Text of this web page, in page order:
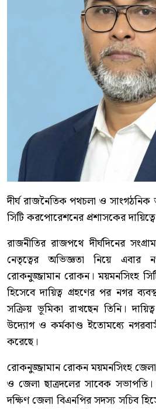
দীর্ঘ রাজনৈতিক পথচলা ও সাংগঠনিক
সিটি করপোরেশনের প্রশাসকের
রাজনীতির রাজপথে দীর্ঘদিনের
নেতৃত্বের অভিজ্ঞতা নিয়ে এবার
রোকনুজ্জামান রোকন। ময়মনসিংহ
হিসেবে দায়িত্ব গ্রহণের পর নগর
সক্রিয় ভূমিকা রাখছেন তিনি।
উদ্যোগ ও কর্মকাণ্ড ইতোমধ্যে
করেছে।
রোকনুজ্জামান রোকন ময়মনসিংহ
ও জেলা ছাত্রদলের সাবেক সভাপতি।
দক্ষিণ জেলা বিএনপির সদস্য সচিব